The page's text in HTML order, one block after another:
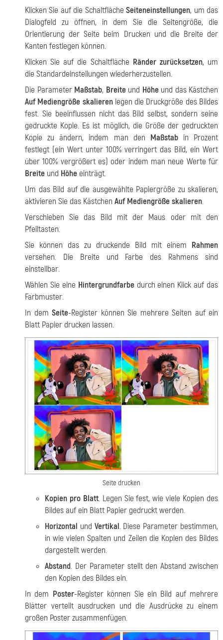
Klicken Sie auf die SchaltflächeSeiteneinstellungen, um das
Dialogfeld zu öffnen, in dem Sie die Seitengröße, die
Orientierung der Seite beim Drucken und die Breite der
Kanten festlegen können.
Klicken Sie auf die Schaltfläche Ränder zurücksetzen, um
die Standardeinstellungen wiederherzustellen.
Die Parameter Maßstab, Breiteund Höheund das Kästchen
Auf Mediengröße skalierenlegen die Druckgröße des Bildes
fest. Sie beeinflussen nicht das Bild selbst, sondern seine
gedruckte Kopie. Es ist möglich, die Größe der gedruckten
Kopie zu ändern, indem man den Maßstabin Prozent
festlegt (ein Wert unter 100% verringert das Bild, ein Wert
über 100% vergrößert es) oder indem man neue Werte für
Breite und Höhe einträgt.
Um das Bild auf die ausgewählte Papiergröße zu skalieren,
aktivieren Sie das Kästchen Auf Mediengröße skalieren.
Verschieben Sie das Bild mit der Maus oder mit den
Pfeiltasten.
Sie können das zu druckende Bild mit einem Rahmen
versehen. Die Breite und Farbe des Rahmens sind
einstellbar.
Wählen Sie eine Hintergrundfarbedurch einen Klick auf das
Farbmuster.
In dem Seite-Register können Sie mehrere Seiten auf ein
Blatt Papier drucken lassen.
Seite drucken
Kopien pro Blatt. Legen Sie fest, wie viele Kopien des
Bildes auf ein Blatt Papier gedruckt werden.
Horizontal und Vertikal. Diese Parameter bestimmen,
in wie vielen Spalten und Zeilen die Kopien des Bildes
dargestellt werden.
Abstand. Der Parameter stellt den Abstand zwischen
den Kopien des Bildes ein.
In dem Poster-Register können Sie ein Bild auf mehrere
Blätter verteilt ausdrucken und die Ausdrücke zu einem
großen Poster zusammenfügen.